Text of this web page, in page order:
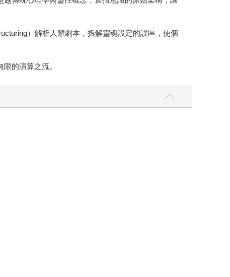
）解析人類劇本，拆解靈魂設定的誤區，使個
的演算之流。